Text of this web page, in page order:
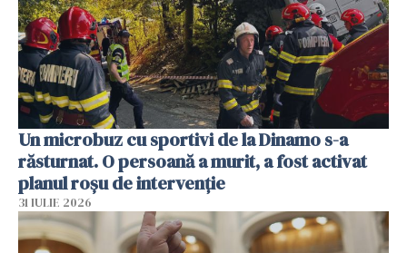
Un microbuz cu sportivi de la Dinamo s-a
răsturnat. O persoană a murit, a fost activat
planul roșu de intervenție
31 IULIE 2026